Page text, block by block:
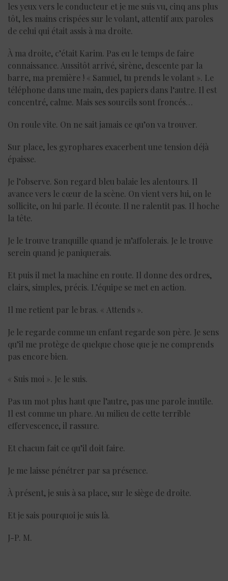
les yeux vers le conducteur et je me suis vu, cinq ans plus
tôt, les mains crispées sur le volant, attentif aux paroles
de celui qui était assis à ma droite.
À ma droite, c’était Karim. Pas eu le temps de faire
connaissance. Aussitôt arrivé, sirène, descente par la
barre, ma première ! « Samuel, tu prends le volant ». Le
téléphone dans une main, des papiers dans l‘autre. Il est
concentré, calme. Mais ses sourcils sont froncés…
On roule vite. On ne sait jamais ce qu’on va trouver.
Sur place, les gyrophares exacerbent une tension déjà
épaisse.
Je l’observe. Son regard bleu balaie les alentours. Il
avance vers le cœur de la scène. On vient vers lui, on le
sollicite, on lui parle. Il écoute. Il ne ralentit pas. Il hoche
la tête.
Je le trouve tranquille quand je m’affolerais. Je le trouve
serein quand je paniquerais.
Et puis il met la machine en route. Il donne des ordres,
clairs, simples, précis. L’équipe se met en action.
Il me retient par le bras. « Attends ».
Je le regarde comme un enfant regarde son père. Je sens
qu’il me protège de quelque chose que je ne comprends
pas encore bien.
« Suis moi ». Je le suis.
Pas un mot plus haut que l’autre, pas une parole inutile.
Il est comme un phare. Au milieu de cette terrible
effervescence, il rassure.
Et chacun fait ce qu’il doit faire.
Je me laisse pénétrer par sa présence.
À présent, je suis à sa place, sur le siège de droite.
Et je sais pourquoi je suis là.
J-P. M.